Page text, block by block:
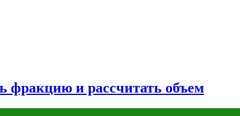
фракцию и рассчитать объем